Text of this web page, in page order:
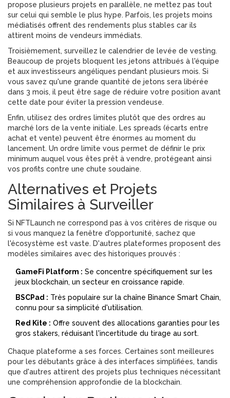
propose plusieurs projets en parallèle, ne mettez pas tout
sur celui qui semble le plus hype. Parfois, les projets moins
médiatisés offrent des rendements plus stables car ils
attirent moins de vendeurs immédiats.
Troisièmement, surveillez le calendrier de levée de vesting.
Beaucoup de projets bloquent les jetons attribués à l'équipe
et aux investisseurs angéliques pendant plusieurs mois. Si
vous savez qu'une grande quantité de jetons sera libérée
dans 3 mois, il peut être sage de réduire votre position avant
cette date pour éviter la pression vendeuse.
Enfin, utilisez des ordres limites plutôt que des ordres au
marché lors de la vente initiale. Les spreads (écarts entre
achat et vente) peuvent être énormes au moment du
lancement. Un ordre limite vous permet de définir le prix
minimum auquel vous êtes prêt à vendre, protégeant ainsi
vos profits contre une chute soudaine.
Alternatives et Projets
Similaires à Surveiller
Si NFTLaunch ne correspond pas à vos critères de risque ou
si vous manquez la fenêtre d'opportunité, sachez que
l'écosystème est vaste. D'autres plateformes proposent des
modèles similaires avec des historiques prouvés :
GameFi Platform : Se concentre spécifiquement sur les
jeux blockchain, un secteur en croissance rapide.
BSCPad : Très populaire sur la chaîne Binance Smart Chain,
connu pour sa simplicité d'utilisation.
Red Kite : Offre souvent des allocations garanties pour les
gros stakers, réduisant l'incertitude du tirage au sort.
Chaque plateforme a ses forces. Certaines sont meilleures
pour les débutants grâce à des interfaces simplifiées, tandis
que d'autres attirent des projets plus techniques nécessitant
une compréhension approfondie de la blockchain.